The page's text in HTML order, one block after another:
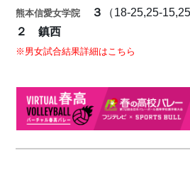
熊本信愛女学院 ３
（18-25,25-
２ 鎮西
※男女試合結果詳細はこちら